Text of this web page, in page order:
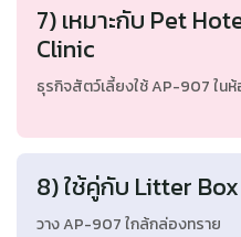
7) เหมาะกับ Pet
Clinic
ธุรกิจสัตว์เลี้ยงใช้ AP-907 ใน
8) ใช้คู่กับ Litter
วาง AP-907 ใกล้กล่องทราย